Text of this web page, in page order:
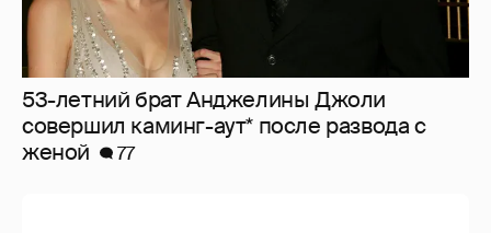
53-летний брат Анджелины Джоли
совершил каминг-аут* после развода с
женой
77